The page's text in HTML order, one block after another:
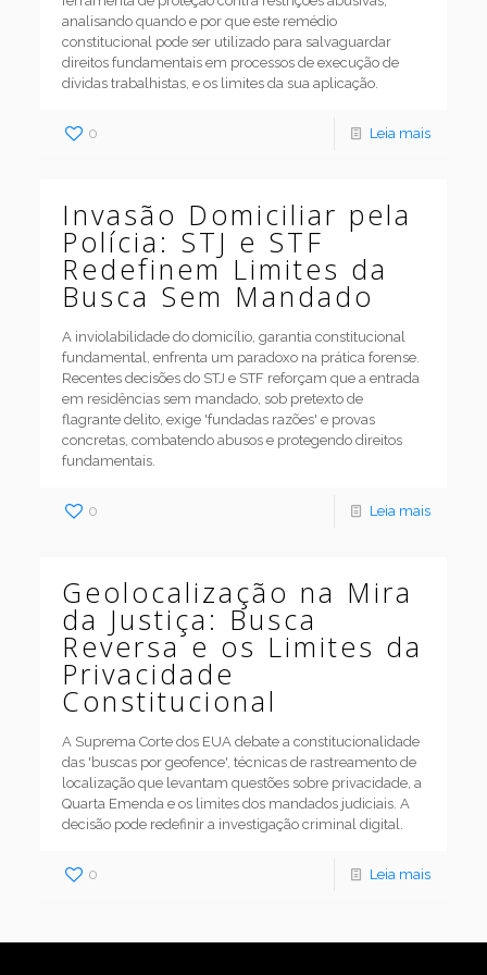
analisando quando e por que este remédio
constitucional pode ser utilizado para salvaguardar
direitos fundamentais em processos de execução de
dívidas trabalhistas, e os limites da sua aplicação.
0 Leia mais
Invasão Domiciliar pela
Polícia: STJ e STF
Redefinem Limites da
Busca Sem Mandado
A inviolabilidade do domicílio, garantia constitucional
fundamental, enfrenta um paradoxo na prática forense.
Recentes decisões do STJ e STF reforçam que a entrada
em residências sem mandado, sob pretexto de
flagrante delito, exige 'fundadas razões' e provas
concretas, combatendo abusos e protegendo direitos
fundamentais.
0 Leia mais
Geolocalização na Mira
da Justiça: Busca
Reversa e os Limites da
Privacidade
Constitucional
A Suprema Corte dos EUA debate a constitucionalidade
das 'buscas por geofence', técnicas de rastreamento de
localização que levantam questões sobre privacidade, a
Quarta Emenda e os limites dos mandados judiciais. A
decisão pode redefinir a investigação criminal digital.
0 Leia mais